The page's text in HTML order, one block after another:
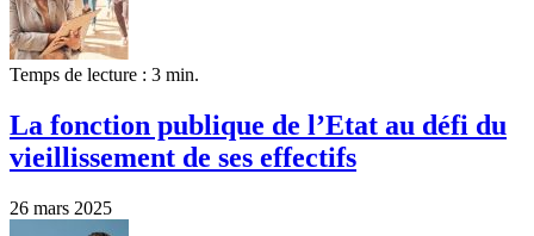
Temps de lecture : 3 min.
La fonction publique de l’Etat au défi du
vieillissement de ses effectifs
26 mars 2025